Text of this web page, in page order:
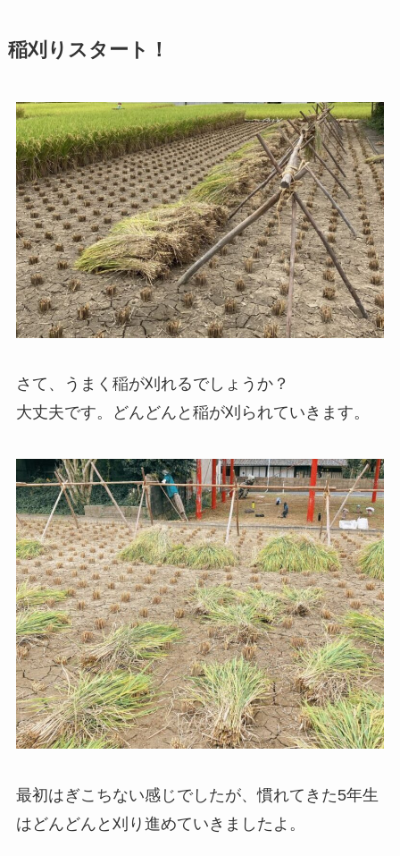
稲刈りスタート！
さて、うまく稲が刈れるでしょうか？
大丈夫です。どんどんと稲が刈られていきます。
最初はぎこちない感じでしたが、慣れてきた5年生
はどんどんと刈り進めていきましたよ。